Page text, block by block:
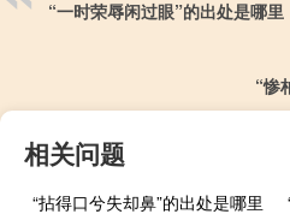
“一时荣辱闲过眼”的出处是哪里
“惨
相关问题
“拈得口兮失却鼻”的出处是哪里